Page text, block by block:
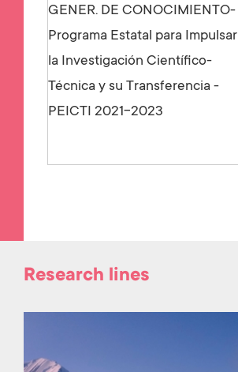
GENER. DE CONOCIMIENTO-
Programa Estatal para Impulsar
la Investigación Científico-
Técnica y su Transferencia -
PEICTI 2021-2023
Research lines